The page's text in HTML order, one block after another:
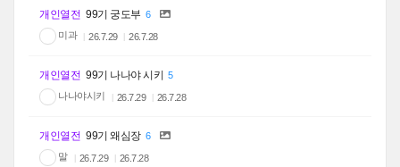
개인열전 99기 궁도부 6
미과
26.7.29 26.7.28
개인열전 99기 나나야 시키 5
나나야시키
26.7.29 26.7.28
개인열전 99기 왜심장 6
말
26.7.29 26.7.28